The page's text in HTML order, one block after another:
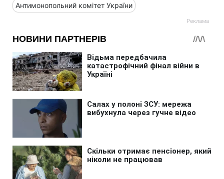
Антимонопольний комітет України